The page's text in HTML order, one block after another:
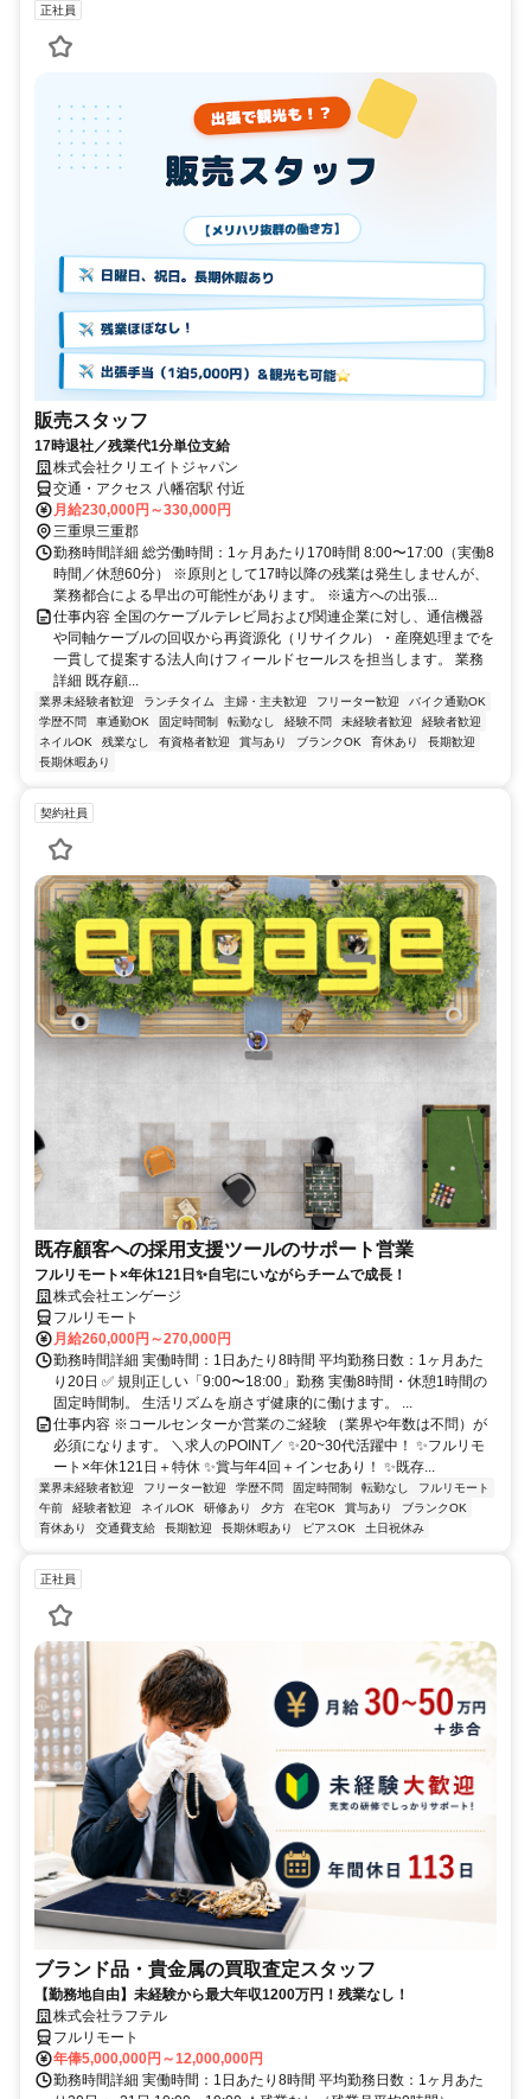
正社員
販売スタッフ
17時退社／残業代1分単位支給
株式会社クリエイトジャパン
交通・アクセス 八幡宿駅 付近
月給230,000円～330,000円
三重県三重郡
勤務時間詳細 総労働時間：1ヶ月あたり170時間 8:00〜17:00（実働8
時間／休憩60分） ※原則として17時以降の残業は発生しませんが、
業務都合による早出の可能性があります。 ※遠方への出張...
仕事内容 全国のケーブルテレビ局および関連企業に対し、通信機器
や同軸ケーブルの回収から再資源化（リサイクル）・産廃処理までを
一貫して提案する法人向けフィールドセールスを担当します。 業務
詳細 既存顧...
業界未経験者歓迎 ランチタイム 主婦・主夫歓迎 フリーター歓迎
バイク通勤OK
学歴不問
車通勤OK 固定時間制 転勤なし 経験不問 未経験者歓迎
経験者歓迎
ネイルOK
残業なし 有資格者歓迎 賞与あり ブランクOK 育休あり
長期歓迎
長期休暇あり
契約社員
既存顧客への採用支援ツールのサポート営業
フルリモート×年休121日✨自宅にいながらチームで成長！
株式会社エンゲージ
フルリモート
月給260,000円～270,000円
勤務時間詳細 実働時間：1日あたり8時間 平均勤務日数：1ヶ月あた
り20日 ✅ 規則正しい「9:00〜18:00」勤務 実働8時間・休憩1時間の
固定時間制。 生活リズムを崩さず健康的に働けます。 ...
仕事内容 ※コールセンターか営業のご経験 （業界や年数は不問）が
必須になります。 ＼求人のPOINT／ ✨20~30代活躍中！ ✨フルリモ
ート×年休121日＋特休 ✨賞与年4回＋インセあり！ ✨既存...
業界未経験者歓迎 フリーター歓迎 学歴不問 固定時間制 転勤なし
フルリモート
午前
経験者歓迎 ネイルOK 研修あり 夕方 在宅OK 賞与あり
ブランクOK
育休あり
交通費支給 長期歓迎 長期休暇あり ピアスOK 土日祝休み
正社員
ブランド品・貴金属の買取査定スタッフ
【勤務地自由】未経験から最大年収1200万円！残業なし！
株式会社ラフテル
フルリモート
年俸5,000,000円～12,000,000円
勤務時間詳細 実働時間：1日あたり8時間 平均勤務日数：1ヶ月あた